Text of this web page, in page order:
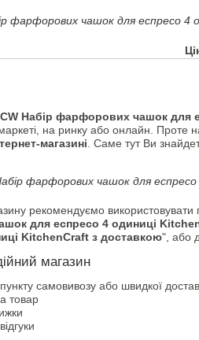
фарфорових чашок для еспресо 4
CW Набір фарфорових чашок для
на ринку або онлайн. Проте
магазині . Саме тут Ви
фарфорових чашок для еспресо
рекомендуємо використовувати
для еспресо 4 одиниці
KitchenCraft з доставкою", або
магазин
самовивозу або швидкої
товар